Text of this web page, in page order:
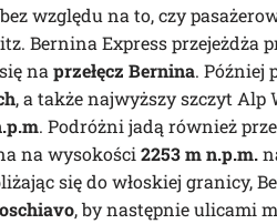
względu na to, czy
Bernina Express przejeżdża
naprzełęcz Bernina. Później
, a także najwyższy szczyt Alp
. Podróżni jadą również
na wysokości2253 m n.p.m.
się do włoskiej granicy,
, by następnie ulicami